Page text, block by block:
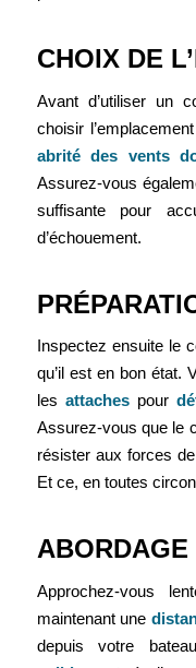
CHOIX DE
Avant d’utiliser un
choisir
abrité des vents
Assurez-vous
suffisante pour
d’échouement.
Inspectez ensuite le
qu’il est en bon état.
les attachespour
Assurez-vous que le
résister aux forces
Et ce, en toutes
ABORDAGE
Approchez-vous
maintenant une
depuis votre